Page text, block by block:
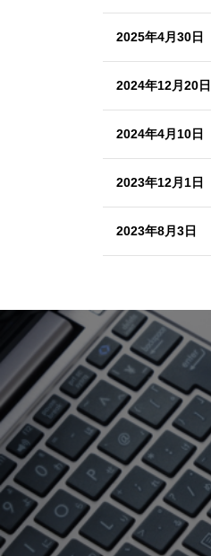
2025年4月30日
2024年12月20日
2024年4月10日
2023年12月1日
2023年8月3日